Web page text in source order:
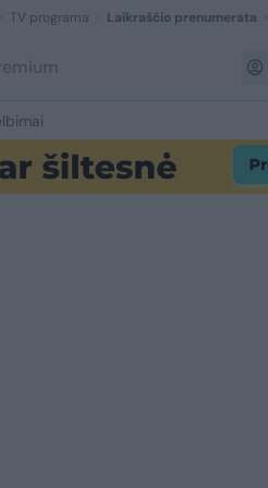
TV programa Laikraščio prenumerata